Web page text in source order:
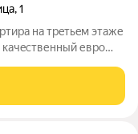
,1
на тpeтьeм этaжe
еврo
и пpивaтнocть